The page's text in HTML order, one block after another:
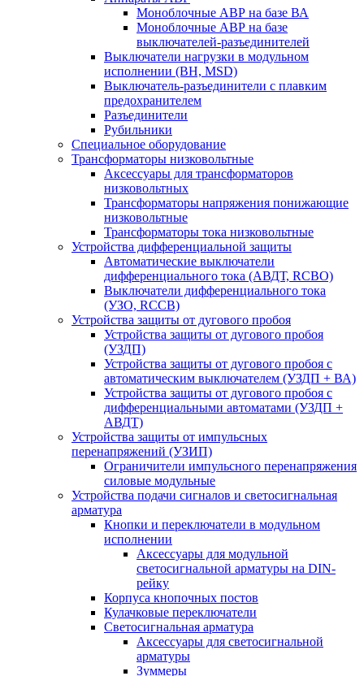
Моноблочные АВР на базе ВА
Моноблочные АВР на базе
выключателей-разъединителей
Выключатели нагрузки в модульном
исполнении (ВН, MSD)
Выключатель-разъединители с плавким
предохранителем
Разъединители
Рубильники
Специальное оборудование
Трансформаторы низковольтные
Аксессуары для трансформаторов
низковольтных
Трансформаторы напряжения понижающие
низковольтные
Трансформаторы тока низковольтные
Устройства дифференциальной защиты
Автоматические выключатели
дифференциального тока (АВДТ, RCBO)
Выключатели дифференциального тока
(УЗО, RCCB)
Устройства защиты от дугового пробоя
Устройства защиты от дугового пробоя
(УЗДП)
Устройства защиты от дугового пробоя с
автоматическим выключателем (УЗДП + ВА)
Устройства защиты от дугового пробоя с
дифференциальными автоматами (УЗДП +
АВДТ)
Устройства защиты от импульсных
перенапряжений (УЗИП)
Ограничители импульсного перенапряжения
силовые модульные
Устройства подачи сигналов и светосигнальная
арматура
Кнопки и переключатели в модульном
исполнении
Аксессуары для модульной
светосигнальной арматуры на DIN-
рейку
Корпуса кнопочных постов
Кулачковые переключатели
Светосигнальная арматура
Аксессуары для светосигнальной
арматуры
Зуммеры